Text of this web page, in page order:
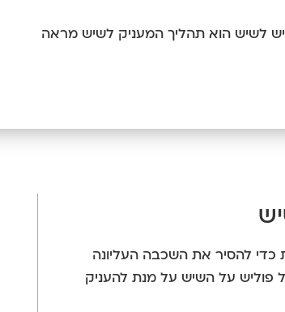
לשיש הוא תהליך המעניק לשיש מראה
כדי להסיר את השכבה העליונה
פוליש על השיש על מנת להעניק